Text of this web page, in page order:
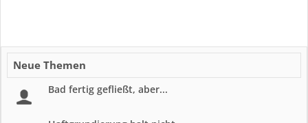
Neue Themen
Bad fertig gefließt, aber...